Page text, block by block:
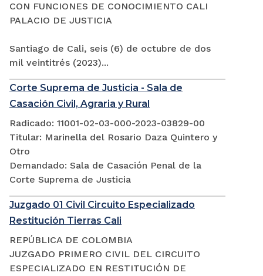
CON FUNCIONES DE CONOCIMIENTO CALI
PALACIO DE JUSTICIA
Santiago de Cali, seis (6) de octubre de dos
mil veintitrés (2023)...
Corte Suprema de Justicia - Sala de
Casación Civil, Agraria y Rural
Radicado: 11001-02-03-000-2023-03829-00
Titular: Marinella del Rosario Daza Quintero y
Otro
Demandado: Sala de Casación Penal de la
Corte Suprema de Justicia
Juzgado 01 Civil Circuito Especializado
Restitución Tierras Cali
REPÚBLICA DE COLOMBIA
JUZGADO PRIMERO CIVIL DEL CIRCUITO
ESPECIALIZADO EN RESTITUCIÓN DE